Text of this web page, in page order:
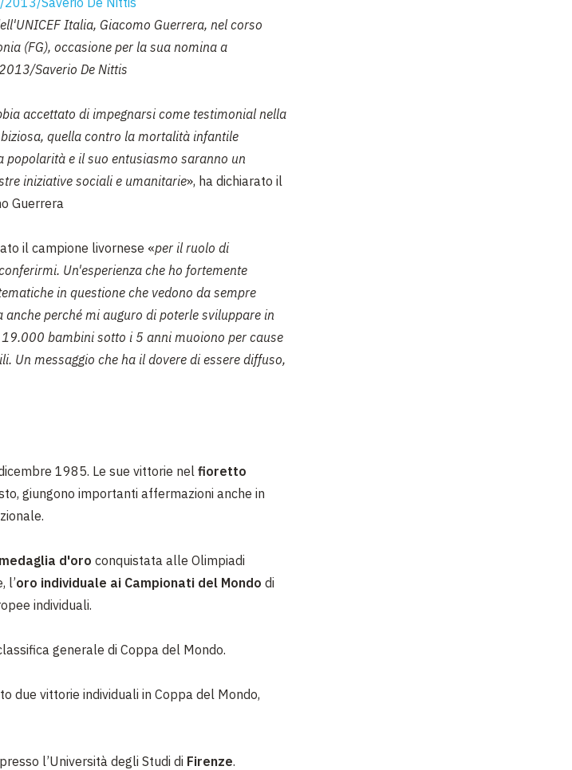
Italia, Giacomo Guerrera, nel corso
(FG), occasione per la sua nomina a
Saverio De Nittis
accettato di impegnarsi come testimonial nella
quella contro la mortalità infantile
popolarità e il suo entusiasmo saranno un
iniziativesociali e umanitarie», ha dichiarato il
Guerrera
il campione livornese «per il ruolo di
Un'esperienza che ho fortemente
in questione che vedono da sempre
anche perché miauguro di poterle sviluppare in
19.000 bambini sotto i 5 anni muoiono per cause
Un messaggio che ha il dovere di essere diffuso,
1985. Le sue vittorie nel fioretto
giungono importanti affermazioni anche in
medaglia d'oro conquistata alle Olimpiadi
l’oro individuale ai Campionati del Mondo di
individuali.
generale di Coppa del Mondo.
due vittorie individuali in Coppa del Mondo,
l’Università degli Studi di Firenze.